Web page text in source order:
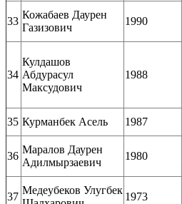
33
Кожабаев Даурен
Газизович
1990
34
Кулдашов
Абдурасул
Максудович
1988
35 Курманбек Асель 1987
36
Маралов Даурен
Адилмырзаевич
1980
37
Медеубеков Улугбек
1973